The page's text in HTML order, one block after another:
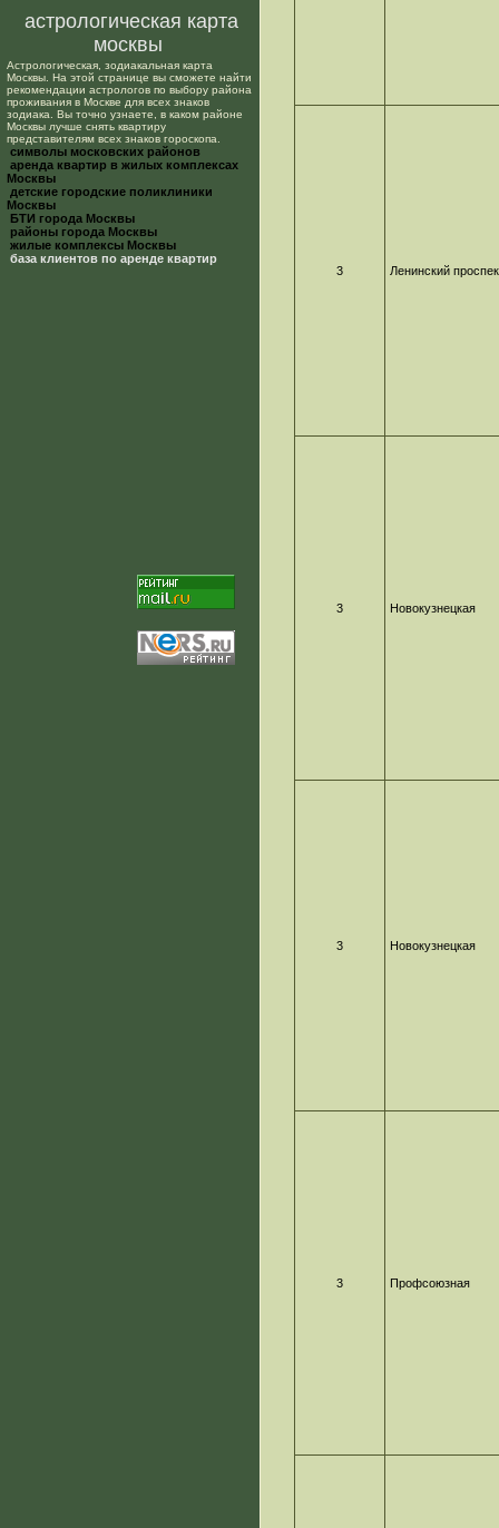
астрологическая карта
москвы
Астрологическая, зодиакальная карта
Москвы. На этой странице вы сможете найти
рекомендации астрологов по выбору района
проживания в Москве для всех знаков
зодиака. Вы точно узнаете, в каком районе
Москвы лучше снять квартиру
представителям всех знаков гороскопа.
cимволы московских районов
аренда квартир в жилых комплексах
Москвы
детские городские поликлиники
Москвы
БТИ города Москвы
районы города Москвы
жилые комплексы Москвы
база клиентов по аренде квартир
3 Ленинский
3 Новокузнецкая
3 Новокузнецкая
3 Профсоюзная